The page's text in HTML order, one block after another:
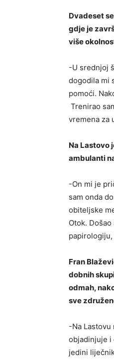
Dvadeset
gdje je
više
-U srednjoj
dogodila mi
pomoći.
Trenirao
vremena za
Na Lastovo
ambulanti
-On mi je
sam onda
obiteljske
Otok.
Fran
dobnih
odmah,
sve
-Na Lastovu
objadinjuje i
jedini